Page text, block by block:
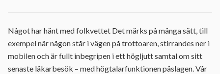
Något har hänt med folkvettet Det märks på många sätt, till
exempel när någon står i vägen på trottoaren, stirrandes ner i
mobilen och är fullt inbegripen i ett högljutt samtal om sitt
senaste läkarbesök – med högtalarfunktionen påslagen. Vår